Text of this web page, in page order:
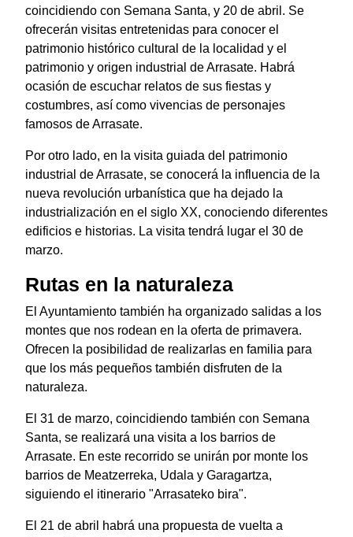
coincidiendo con Semana Santa, y 20 de abril. Se
ofrecerán visitas entretenidas para conocer el
patrimonio histórico cultural de la localidad y el
patrimonio y origen industrial de Arrasate. Habrá
ocasión de escuchar relatos de sus fiestas y
costumbres, así como vivencias de personajes
famosos de Arrasate.
Por otro lado, en la visita guiada del patrimonio
industrial de Arrasate, se conocerá la influencia de la
nueva revolución urbanística que ha dejado la
industrialización en el siglo XX, conociendo diferentes
edificios e historias. La visita tendrá lugar el 30 de
marzo.
Rutas en la naturaleza
El Ayuntamiento también ha organizado salidas a los
montes que nos rodean en la oferta de primavera.
Ofrecen la posibilidad de realizarlas en familia para
que los más pequeños también disfruten de la
naturaleza.
El 31 de marzo, coincidiendo también con Semana
Santa, se realizará una visita a los barrios de
Arrasate. En este recorrido se unirán por monte los
barrios de Meatzerreka, Udala y Garagartza,
siguiendo el itinerario "Arrasateko bira".
El 21 de abril habrá una propuesta de vuelta a